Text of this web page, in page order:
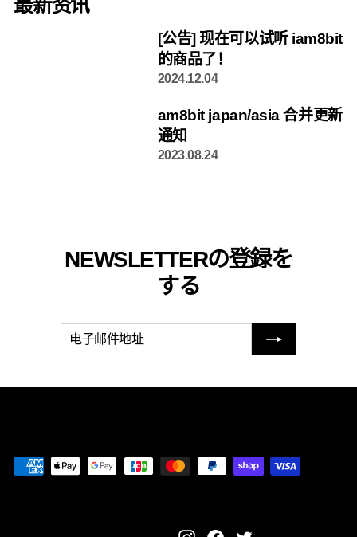
最新资讯
[公告] 现在可以试听 iam8bit
的商品了！
2024.12.04
am8bit japan/asia 合并更新
通知
2023.08.24
NEWSLETTERの登録を
する
电
子
立
即